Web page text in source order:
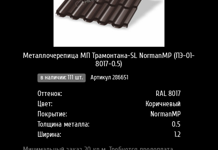
Металлочерепица МП Трамонтана-SL NormanMP (ПЭ-01-
8017-0.5)
в наличии: 111 шт. Артикул 286651
Оттенок:
RAL 8017
Цвет:
Коричневый
Покрытие:
NormanMP
Толщина металла:
0.5
Ширина:
1.2